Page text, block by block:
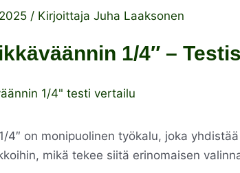
/ Kirjoittaja Juha Laaksonen
1/4″ –
4″ on monipuolinen työkalu, joka
mikä tekee siitä erinomaisen